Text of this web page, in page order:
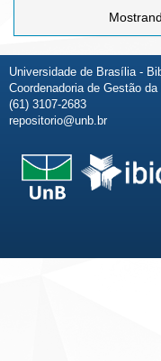
Universidade de Brasília -
Coordenadoria de Gestão
(61) 3107-2683
repositorio@unb.br